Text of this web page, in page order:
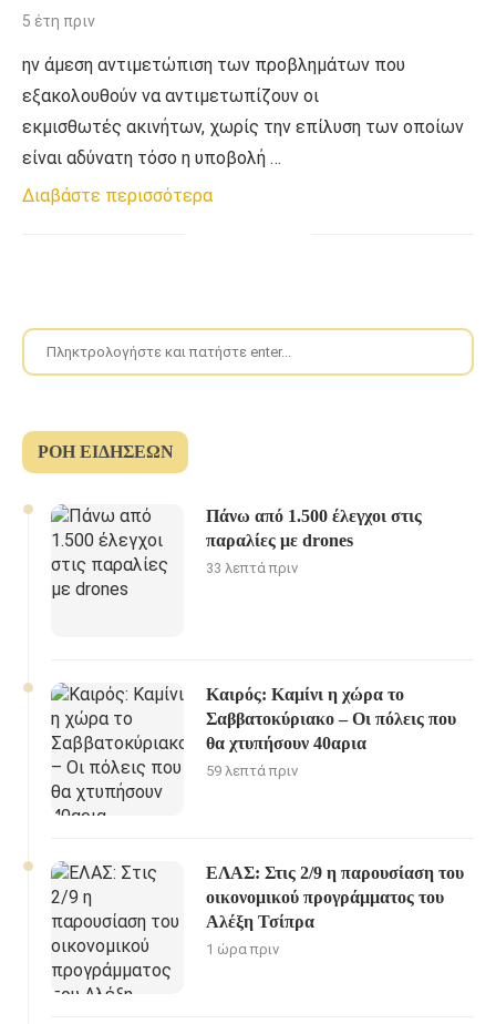
5 έτη πριν
ην άμεση αντιμετώπιση των προβλημάτων που
εξακολουθούν να αντιμετωπίζουν οι
εκμισθωτές ακινήτων, χωρίς την επίλυση των οποίων
είναι αδύνατη τόσο η υποβολή …
Διαβάστε περισσότερα
ΡΟΉ ΕΙΔΉΣΕΩΝ
Πάνω από 1.500 έλεγχοι στις
παραλίες με drones
33 λεπτά πριν
Καιρός: Καμίνι η χώρα το
Σαββατοκύριακο – Οι πόλεις που
θα χτυπήσουν 40αρια
59 λεπτά πριν
ΕΛΑΣ: Στις 2/9 η παρουσίαση του
οικονομικού προγράμματος του
Αλέξη Τσίπρα
1 ώρα πριν